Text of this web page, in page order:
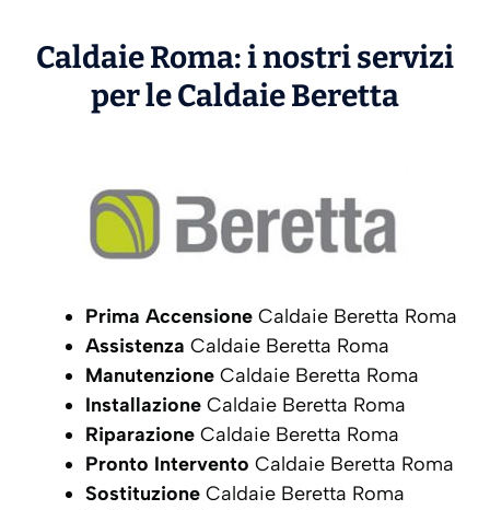
Caldaie Roma: i nostri servizi
per le CaldaieBeretta
Prima Accensione Caldaie Beretta Roma
Assistenza Caldaie Beretta Roma
Manutenzione Caldaie Beretta Roma
Installazione Caldaie Beretta Roma
Riparazione Caldaie Beretta Roma
Pronto Intervento Caldaie Beretta Roma
Sostituzione Caldaie Beretta Roma